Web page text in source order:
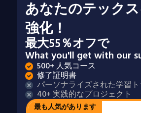
あなたのテック
強化！
最大55％オフで
What you'll get with our
500+ 人気コース
修了証明書
パーソナライズされた学習ト
40+ 実践的なプロジェクト
最も人気があります